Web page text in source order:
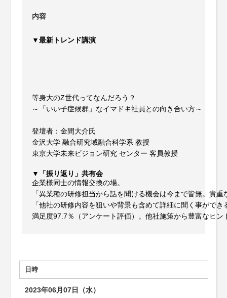
内容
▼最新トレンド講演
等身大のZ世代ってなんだろう？
～「いい子症候群」なイマドキ社員との向き合い方～
登壇者：金間大介氏
金沢大学 融合研究域融合科学系 教授
東京大学未来ビジョン研究 センター 客員教授
▼「振り返り」共有会
企業様同士の情報交換の場。
「異業種の研修担当から話を聞ける機会は今まで皆無。貴重
「他社の研修内容を狙いや背景も含めて詳細に聞く事ができ
満足度97.7％（アンケート評価）。他社施策から豊富なヒン
日時
2023年06月07日（水）